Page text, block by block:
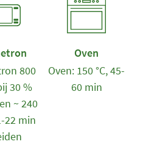
800
30 %
~ 240
22 min
Oven
Oven: 150 °C, 45-
60 min